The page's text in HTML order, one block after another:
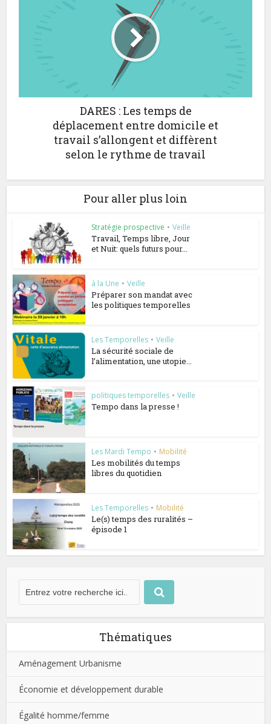
DARES : Les temps de
déplacement entre domicile et
travail s’allongent et diffèrent
selon le rythme de travail
Pour aller plus loin
Stratégie prospective • Veille
Travail, Temps libre, Jour
et Nuit: quels futurs pour...
à la Une • Veille
Préparer son mandat avec
les politiques temporelles
Les Temporelles • Veille
La sécurité sociale de
l’alimentation, une utopie...
politiques temporelles • Veille
Tempo dans la presse !
Les Mardi Tempo • Mobilité
Les mobilités du temps
libres du quotidien
Les Temporelles • Mobilité
Le(s) temps des ruralités –
épisode 1
Thématiques
Aménagement Urbanisme
Économie et développement durable
Égalité homme/femme